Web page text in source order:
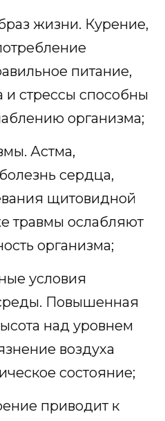
жизни. Курение,
питание,
и стрессы способны
организма;
Астма,
сердца,
щитовидной
травмы ослабляют
организма;
условия
Повышенная
над уровнем
воздуха
состояние;
приводит к